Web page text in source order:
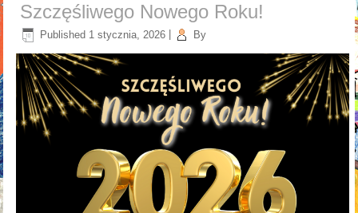
Szczęśliwego Nowego Roku!
Published 1 stycznia, 2026 By